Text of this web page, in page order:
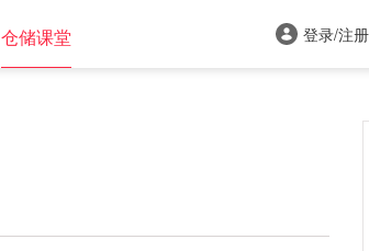
仓储课堂 登录/注册